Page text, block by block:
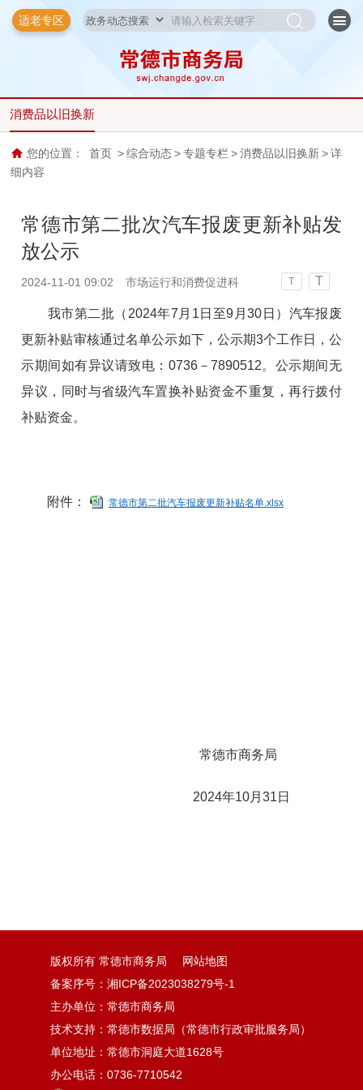
适老专区
消费品以旧换新
您的位置： 首页 > 综合动态 > 专题专栏 > 消费品以旧换新 > 详
细内容
常德市第二批次汽车报废更新补贴发
放公示
2024-11-01 09:02 市场运行和消费促进科 T T
我市第二批（2024年7月1日至9月30日）汽车报废
更新补贴审核通过名单公示如下，公示期3个工作日，公
示期间如有异议请致电：0736－7890512。公示期间无
异议，同时与省级汽车置换补贴资金不重复，再行拨付
补贴资金。
附件： 常德市第二批汽车报废更新补贴名单.xlsx
常德市商务局
2024年10月31日
版权所有 常德市商务局
网站地图
备案序号： 湘ICP备2023038279号-1
主办单位：常德市商务局
技术支持：常德市数据局（常德市行政审批服务局）
单位地址：常德市洞庭大道1628号
办公电话：0736-7710542